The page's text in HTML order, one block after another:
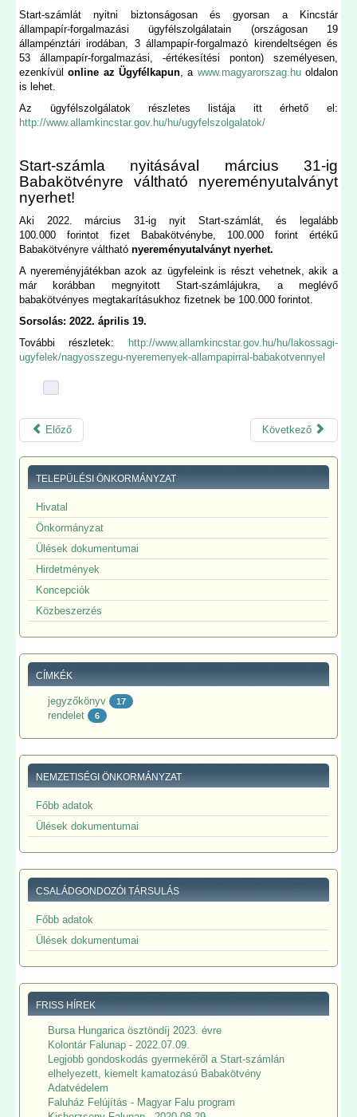
Start-számlát nyitni biztonságosan és gyorsan a Kincstár
állampapír-forgalmazási ügyfélszolgálatain (országosan 19
állampénztári irodában, 3 állampapír-forgalmazó kirendeltségen és
53 állampapír-forgalmazási, -értékesítési ponton) személyesen,
ezenkívülonline az Ügyfélkapun , a www.magyarorszag.huoldalon
is lehet.
Az ügyfélszolgálatok részletes listája itt érhető el:
http://www.allamkincstar.gov.hu/hu/ugyfelszolgalatok/
Start-számla nyitásával március 31-ig
Babakötvényre váltható nyereményutalványt
nyerhet!
Aki 2022. március 31-ig nyit Start-számlát, és legalább
100.000 forintot fizet Babakötvénybe, 100.000 forint értékű
Babakötvényre válthatónyereményutalványt nyerhet.
A nyereményjátékban azok az ügyfeleink is részt vehetnek, akik a
már korábban megnyitott Start-számlájukra, a meglévő
babakötvényes megtakarításukhoz fizetnek be 100.000 forintot.
Sorsolás: 2022. április 19.
További részletek: http://www.allamkincstar.gov.hu/hu/lakossagi-
ugyfelek/nagyosszegu-nyeremenyek-allampapirral-babakotvennyel
Előző Következő
TELEPÜLÉSI ÖNKORMÁNYZAT
Hivatal
Önkormányzat
Ülések dokumentumai
Hirdetmények
Koncepciók
Közbeszerzés
CÍMKÉK
jegyzőkönyv 17
rendelet 6
NEMZETISÉGI ÖNKORMÁNYZAT
Főbb adatok
Ülések dokumentumai
CSALÁDGONDOZÓI TÁRSULÁS
Főbb adatok
Ülések dokumentumai
FRISS HÍREK
Bursa Hungarica ösztöndíj 2023. évre
Kolontár Falunap - 2022.07.09.
Legjobb gondoskodás gyermekéről a Start-számlán
elhelyezett, kiemelt kamatozású Babakötvény
Adatvédelem
Faluház Felújítás - Magyar Falu program